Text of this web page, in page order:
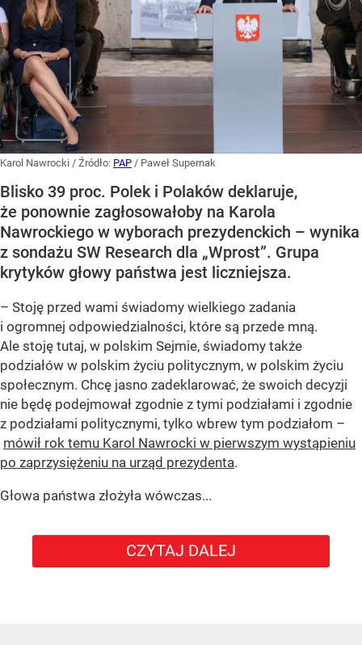
Karol Nawrocki / Źródło: PAP / Paweł Supernak
Blisko 39 proc. Polek i Polaków deklaruje,
że ponownie zagłosowałoby na Karola
Nawrockiego w wyborach prezydenckich – wynika
z sondażu SW Research dla „Wprost”. Grupa
krytyków głowy państwa jest liczniejsza.
– Stoję przed wami świadomy wielkiego zadania
i ogromnej odpowiedzialności, które są przede mną.
Ale stoję tutaj, w polskim Sejmie, świadomy także
podziałów w polskim życiu politycznym, w polskim życiu
społecznym. Chcę jasno zadeklarować, że swoich decyzji
nie będę podejmował zgodnie z tymi podziałami i zgodnie
z podziałami politycznymi, tylko wbrew tym podziałom –
mówił rok temu Karol Nawrocki w pierwszym wystąpieniu
po zaprzysiężeniu na urząd prezydenta.
Głowa państwa złożyła wówczas...
CZYTAJ DALEJ